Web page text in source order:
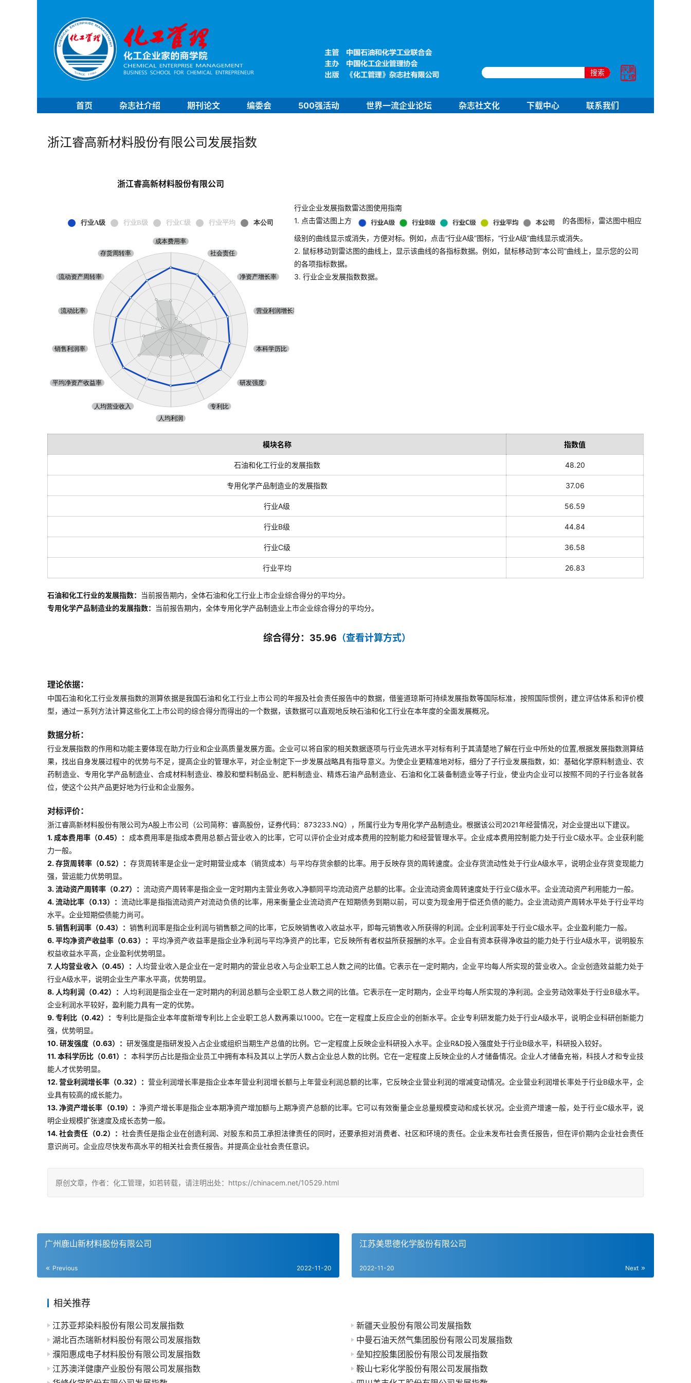
搜索
首页 杂志社介绍 期刊论文 编委会 500强活动 世界一流企业论坛 杂志社文化 下载中心 联系我们
浙江睿高新材料股份有限公司发展指数
浙江睿高新材料股份有限公司
行业企业发展指数雷达图使用指南
1. 点击雷达图上方
的各图标，雷达图中相应
级别的曲线显示或消失，方便对标。例如，点击“行业A级”图标，“行业A级”曲线显示或消失。
2. 鼠标移动到雷达图的曲线上，显示该曲线的各指标数据。例如，鼠标移动到“本公司”曲线上，显示您的公司
的各项指标数据。
3. 行业企业发展指数数据。
模块名称 指数值
石油和化工行业的发展指数 48.20
专用化学产品制造业的发展指数 37.06
行业A级 56.59
行业B级 44.84
行业C级 36.58
行业平均 26.83
石油和化工行业的发展指数： 当前报告期内，全体石油和化工行业上市企业综合得分的平均分。
专用化学产品制造业的发展指数： 当前报告期内，全体专用化学产品制造业 上市企业综合得分的平均分。
综合得分：35.96 （查看计算方式）
理论依据：
中国石油和化工行业发展指数的测算依据是我国石油和化工行业上市公司的年报及社会责任报告中的数据，借鉴道琼斯可持续发展指数等国际标准，按照国际惯例，建立评估体系和评价模
型，通过一系列方法计算这些化工上市公司的综合得分而得出的一个数据，该数据可以直观地反映石油和化工行业在本年度的全面发展概况。
数据分析：
行业发展指数的作用和功能主要体现在助力行业和企业高质量发展方面。企业可以将自家的相关数据逐项与行业先进水平对标有利于其清楚地了解在行业中所处的位置,根据发展指数测算结
果，找出自身发展过程中的优势与不足，提高企业的管理水平，对企业制定下一步发展战略具有指导意义。为使企业更精准地对标，细分了子行业发展指数，如：基础化学原料制造业、农
药制造业、专用化学产品制造业、合成材料制造业、橡胶和塑料制品业、肥料制造业、精炼石油产品制造业、石油和化工装备制造业等子行业，使业内企业可以按照不同的子行业各就各
位，使这个公共产品更好地为行业和企业服务。
对标评价：
浙江睿高新材料股份有限公司为A股上市公司（公司简称：睿高股份，证券代码：873233.NQ），所属行业为专用化学产品制造业。根据该公司2021年经营情况，对企业提出以下建议。
1. 成本费用率（0.45）： 成本费用率是指成本费用总额占营业收入的比率，它可以评价企业对成本费用的控制能力和经营管理水平。企业成本费用控制能力处于行业C级水平。企业获利能
力一般。
2. 存货周转率（0.52）：存货周转率是企业一定时期营业成本（销货成本）与平均存货余额的比率。用于反映存货的周转速度。企业存货流动性处于行业A级水平，说明企业存货变现能力
强，营运能力优势明显。
3. 流动资产周转率（0.27）： 流动资产周转率是指企业一定时期内主营业务收入净额同平均流动资产总额的比率。企业流动资金周转速度处于行业C级水平。企业流动资产利用能力一般。
4. 流动比率（0.13）：流动比率是指指流动资产对流动负债的比率，用来衡量企业流动资产在短期债务到期以前，可以变为现金用于偿还负债的能力。企业流动资产周转水平处于行业平均
水平。企业短期偿债能力尚可。
5. 销售利润率（0.43）： 销售利润率是指企业利润与销售额之间的比率，它反映销售收入收益水平，即每元销售收入所获得的利润。企业利润率处于行业C级水平。企业盈利能力一般。
6. 平均净资产收益率（0.63）： 平均净资产收益率是指企业净利润与平均净资产的比率，它反映所有者权益所获报酬的水平。企业自有资本获得净收益的能力处于行业A级水平，说明股东
权益收益水平高，企业盈利优势明显。
7. 人均营业收入（0.45）：
人均营业收入是企业在一定时期内的营业总收入与企业职工总人数之间的比值。它表示在一定时期内，企业平均每人所实现的营业收入。企业创造效益能力处于
行业A级水平，说明企业生产率水平高，优势明显。
8. 人均利润（0.42）：
人均利润是指企业在一定时期内的利润总额与企业职工总人数之间的比值。它表示在一定时期内，企业平均每人所实现的净利润。企业劳动效率处于行业B级水平。
企业利润水平较好，盈利能力具有一定的优势。
9. 专利比（0.42）： 专利比是指企业本年度新增专利比上企业职工总人数再乘以1000。它在一定程度上反应企业的创新水平。企业专利研发能力处于行业A级水平，说明企业科研创新能力
强，优势明显。
10. 研发强度（0.63）： 研发强度是指研发投入占企业或组织当期生产总值的比例。它一定程度上反映企业科研投入水平。企业R&D投入强度处于行业B级水平，科研投入较好。
11. 本科学历比（0.61）： 本科学历占比是指企业员工中拥有本科及其以上学历人数占企业总人数的比例。它在一定程度上反映企业的人才储备情况。企业人才储备充裕，科技人才和专业技
能人才优势明显。
12. 营业利润增长率（0.32）： 营业利润增长率是指企业本年营业利润增长额与上年营业利润总额的比率，它反映企业营业利润的增减变动情况。企业营业利润增长率处于行业B级水平，企
业具有较高的成长能力。
13. 净资产增长率（0.19）： 净资产增长率是指企业本期净资产增加额与上期净资产总额的比率。它可以有效衡量企业总量规模变动和成长状况。企业资产增速一般，处于行业C级水平，说
明企业规模扩张速度及成长态势一般。
14. 社会责任（0.2）： 社会责任是指企业在创造利润、对股东和员工承担法律责任的同时，还要承担对消费者、社区和环境的责任。企业未发布社会责任报告，但在评价期内企业社会责任
意识尚可。企业应尽快发布高水平的相关社会责任报告。并提高企业社会责任意识。
原创文章，作者：化工管理，如若转载，请注明出处：https://chinacem.net/10529.html
广州鹿山新材料股份有限公司
Previous 2022-11-20
江苏美思德化学股份有限公司
Next
2022-11-20
相关推荐
江苏亚邦染料股份有限公司发展指数
新疆天业股份有限公司发展指数
湖北百杰瑞新材料股份有限公司发展指数
中曼石油天然气集团股份有限公司发展指数
濮阳惠成电子材料股份有限公司发展指数
垒知控股集团股份有限公司发展指数
江苏澳洋健康产业股份有限公司发展指数
鞍山七彩化学股份有限公司发展指数